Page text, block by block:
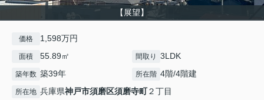
【展望】
価格 1,598万円
面積 55.89㎡ 間取り 3LDK
築年数 築39年 所在階 4階/4階建
所在地 兵庫県神戸市須磨区須磨寺町２丁目